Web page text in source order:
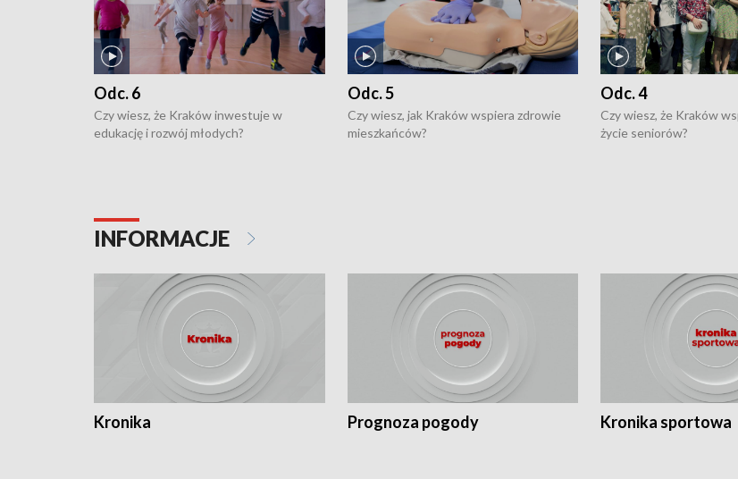
Odc. 6
Czy wiesz, że Kraków inwestuje w
edukację i rozwój młodych?
Odc. 5
Czy wiesz, jak Kraków wspiera zdrowie
mieszkańców?
Odc. 4
Czy wiesz, że Kraków
życie seniorów?
INFORMACJE
Kronika Prognoza pogody Kronika sportowa